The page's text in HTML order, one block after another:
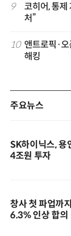
9
코히어, 통
처”
10 앤트로픽·
해킹
주요뉴스
SK하이닉스,
4조원 투자
창사 첫 파업까
6.3% 인상 합의